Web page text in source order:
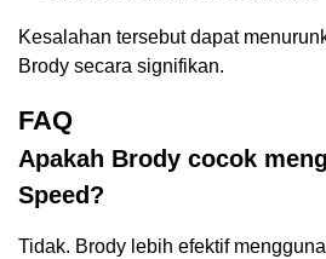
Kesalahan tersebut dapat
Brody secara signifikan.
FAQ
Apakah Brody cocok
Speed?
Tidak. Brody lebih efektif